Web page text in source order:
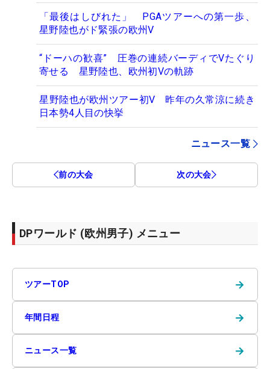
「最後はしびれた」 PGAツアーへの第一歩、
星野陸也がド緊張の欧州V
“ドーハの歓喜” 圧巻の連続バーディでVたぐり
寄せる 星野陸也、欧州初Vの軌跡
星野陸也が欧州ツアー初V 昨年の久常涼に続き
日本勢4人目の快挙
ニュース一覧
前の大会 次の大会
DPワールド (欧州男子) メニュー
ツアーTOP →
年間日程 →
ニュース一覧 →